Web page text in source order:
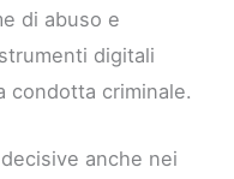
di abuso e
digitali
condotta criminale.
anche nei